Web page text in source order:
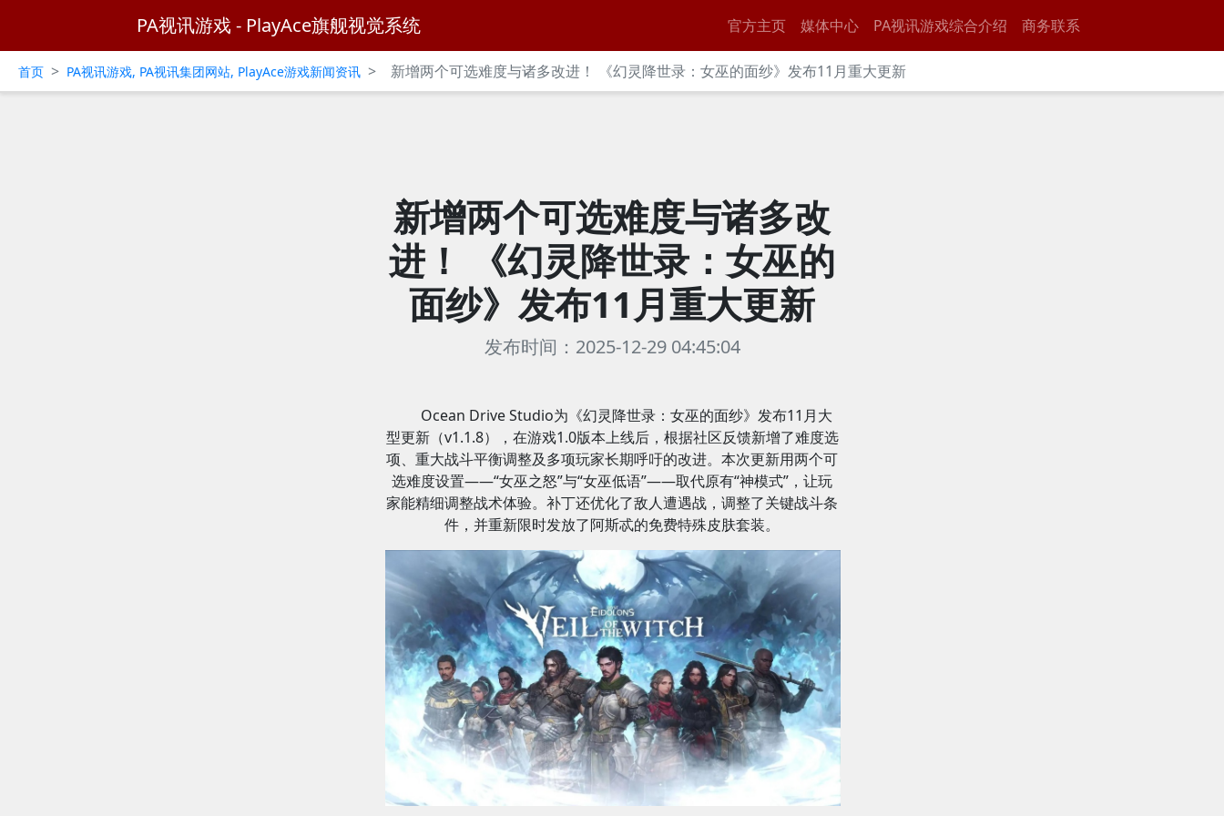
PA视讯游戏 - PlayAce旗舰视觉系统 官方主页 媒体中心 PA视讯游戏综合介绍 商务联系
首页 > PA视讯游戏, PA视讯集团网站, PlayAce游戏新闻资讯 > 新增两个可选难度与诸多改进！ 《幻灵降世录：女巫的面纱》发布11月重大更新
新增两个可选难度与诸多改
进！ 《幻灵降世录：女巫的
面纱》发布11月重大更新
发布时间：2025-12-29 04:45:04
Ocean Drive Studio为《幻灵降世录：女巫的面纱》发布11月大
型更新（v1.1.8），在游戏1.0版本上线后，根据社区反馈新增了难度选
项、重大战斗平衡调整及多项玩家长期呼吁的改进。本次更新用两个可
选难度设置——“女巫之怒”与“女巫低语”——取代原有“神模式”，让玩
家能精细调整战术体验。补丁还优化了敌人遭遇战，调整了关键战斗条
件，并重新限时发放了阿斯忒的免费特殊皮肤套装。